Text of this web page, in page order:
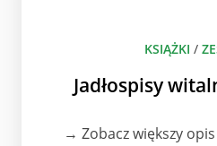
KSIĄŻKI /
Jadłospisy
→ Zobacz większy